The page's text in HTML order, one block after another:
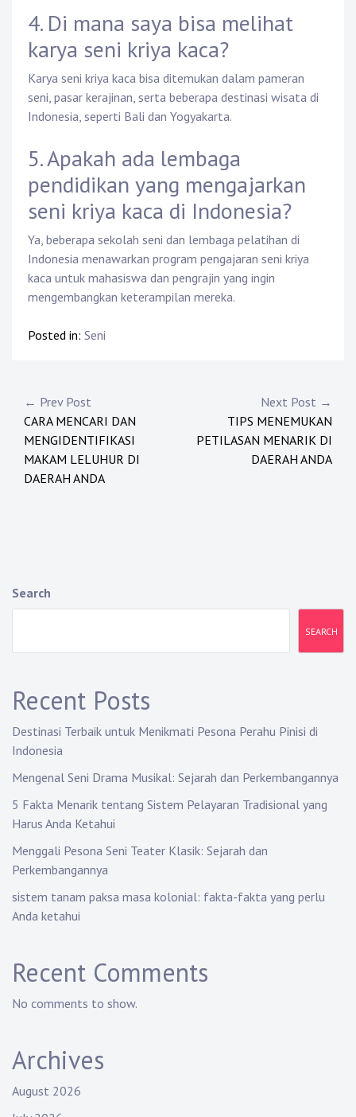
4. Di mana saya bisa melihat
karya seni kriya kaca?
Karya seni kriya kaca bisa ditemukan dalam pameran
seni, pasar kerajinan, serta beberapa destinasi wisata di
Indonesia, seperti Bali dan Yogyakarta.
5. Apakah ada lembaga
pendidikan yang mengajarkan
seni kriya kaca di Indonesia?
Ya, beberapa sekolah seni dan lembaga pelatihan di
Indonesia menawarkan program pengajaran seni kriya
kaca untuk mahasiswa dan pengrajin yang ingin
mengembangkan keterampilan mereka.
Posted in: Seni
Post
navigation
← Prev Post
CARA MENCARI DAN
MENGIDENTIFIKASI
MAKAM LELUHUR DI
DAERAH ANDA
Next Post →
TIPS MENEMUKAN
PETILASAN MENARIK DI
DAERAH ANDA
Search
SEARCH
Recent Posts
Destinasi Terbaik untuk Menikmati Pesona Perahu Pinisi di
Indonesia
Mengenal Seni Drama Musikal: Sejarah dan Perkembangannya
5 Fakta Menarik tentang Sistem Pelayaran Tradisional yang
Harus Anda Ketahui
Menggali Pesona Seni Teater Klasik: Sejarah dan
Perkembangannya
sistem tanam paksa masa kolonial: fakta-fakta yang perlu
Anda ketahui
Recent Comments
No comments to show.
Archives
August 2026